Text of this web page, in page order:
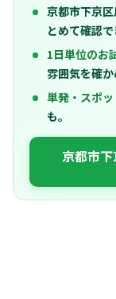
京都市下京
とめて確認で
1日単位のお
雰囲気を確か
単発・スポッ
も。
京都市